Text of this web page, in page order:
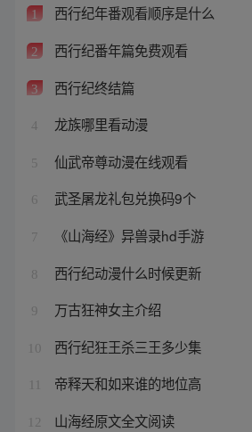
1 西行纪年番观看顺序是什么
2 西行纪番年篇免费观看
3 西行纪终结篇
4 龙族哪里看动漫
5 仙武帝尊动漫在线观看
6 武圣屠龙礼包兑换码9个
7 《山海经》异兽录hd手游
8 西行纪动漫什么时候更新
9 万古狂神女主介绍
10 西行纪狂王杀三王多少集
帝释天和如来谁的地位高
12 山海经原文全文阅读